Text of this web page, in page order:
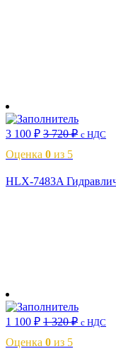
3 100 ₽ 3 720₽ с НДС
Оценка 0 из 5
HLX-7483A
1 100 ₽ 1 320₽ с НДС
Оценка 0 из 5